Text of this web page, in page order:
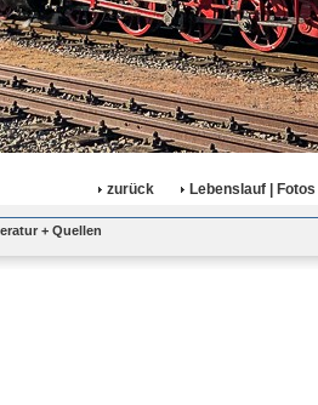
zurück
Lebenslauf | Fotos
+ Quellen